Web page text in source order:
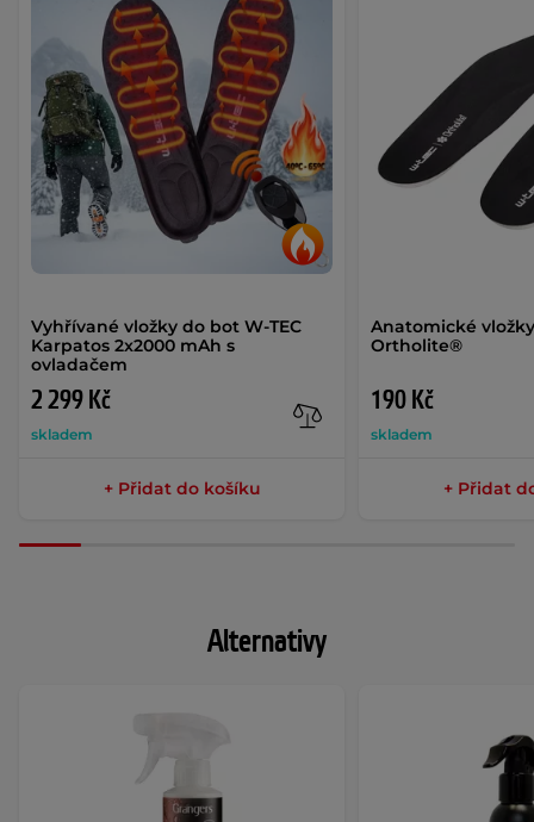
Vyhřívané vložky do bot W-TEC
Karpatos 2x2000 mAh s
ovladačem
2 299 Kč
skladem
+ Přidat do košíku
Anatomické
Ortholite®
190 Kč
skladem
+ Přidat
Alternativy